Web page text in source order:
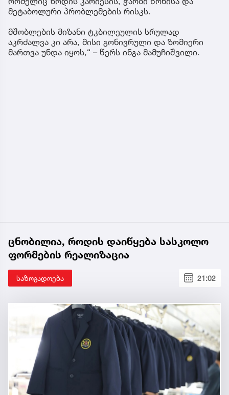
არ გამოიყენოთ ტკბილეული ჯილდოდ ან დასჯის
ინსტრუმენტად;
არ მისცეთ ტკბილეული ძირითად კვებებს შორის
მუდმივ წასახემსებლად;
ცნობილია, როდის დაიწყება სასკოლო
ფორმების რეალიზაცია